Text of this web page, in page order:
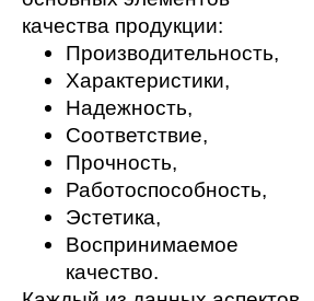
качества продукции:
Производительность,
Характеристики,
Надежность,
Соответствие,
Прочность,
Работоспособность,
Эстетика,
Воспринимаемое
качество.